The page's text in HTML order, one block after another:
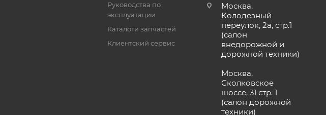
Руководства по
эксплуатации
Каталоги запчастей
Клиентский сервис
Москва,
Колодезный
переулок, 2а, стр.1
(салон
внедорожной и
дорожной техники)
Москва,
Сколковское
шоссе, 31 стр. 1
(салон дорожной
техники)